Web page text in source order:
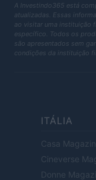
A Investindo365 está
atualizadas. Essas
ao visitar uma instituição
específico. Todos os
são apresentados sem
condições da instituição
ITÁLIA
Casa
Cineverse
Donne